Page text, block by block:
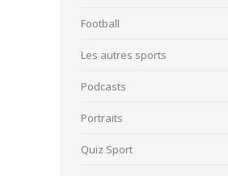
Football
Les autres sports
Podcasts
Portraits
Quiz Sport